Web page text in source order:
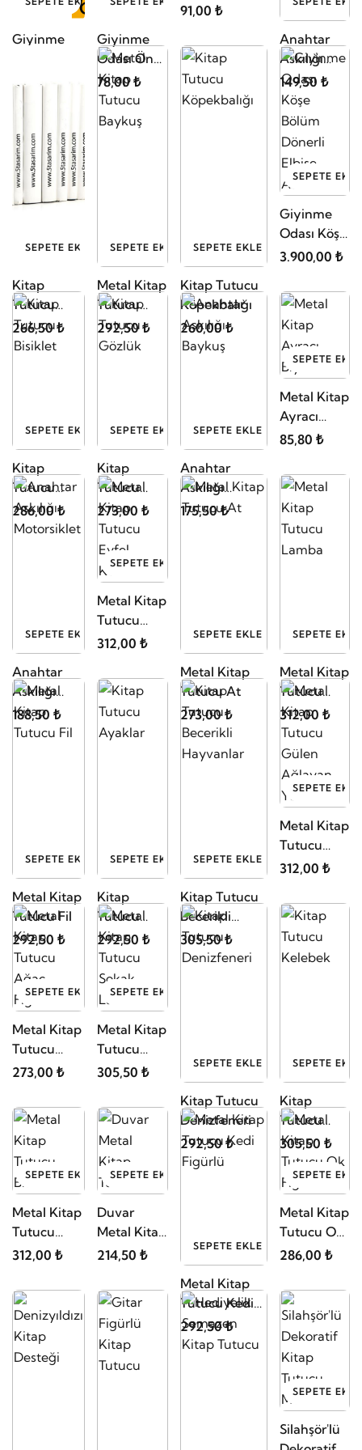
Odası U
Odası Öne
Bakan Düz
Baston
Askılık
78,00 ₺
Askı Taşıyıcı
Anahtar
Askılığı
Lelinea
149,50 ₺
Tutucu
Rakun
266,50 ₺
Metal Kitap
Tutucu
Baykuş
292,50 ₺
Kitap Tutucu
Köpekbalığı
260,00 ₺
Giyinme
Odası Köşe
Bölüm
Dönerli
Elbise
3.900,00 ₺
Kitap
Tutucu
Bisiklet
286,00 ₺
Kitap
Tutucu
Gözlük
273,00 ₺
Anahtar
Askılığı
Baykuş
175,50 ₺
SEPETE EKLE
Metal Kitap
Ayracı
Bıyık
85,80 ₺
Anahtar
Askılığı
Motorsiklet
188,50 ₺
Metal Kitap
Tutucu
Eyfel
Kulesi
312,00 ₺
Metal Kitap
Tutucu At
273,00 ₺
Metal Kitap
Tutucu
Lamba
312,00 ₺
Metal Kitap
Tutucu Fil
292,50 ₺
Kitap
Tutucu
Ayaklar
292,50 ₺
Kitap Tutucu
Becerikli
Hayvanlar
305,50 ₺
Metal Kitap
Tutucu
Gülen
Ağlayan
Yüzler
312,00 ₺
Metal Kitap
Tutucu
Ağaç
Figürlü
273,00 ₺
Metal Kitap
Tutucu
Sokak
Lambası
305,50 ₺
Kitap Tutucu
Denizfeneri
292,50 ₺
Kitap
Tutucu
Kelebek
305,50 ₺
SEPETE EKLE
Metal Kitap
Tutucu
Bisiklet
312,00 ₺
Duvar
Metal Kitap
Tutucu
214,50 ₺
Metal Kitap
Tutucu Kedi
Figürlü
292,50 ₺
SEPETE EKLE
Metal Kitap
Tutucu Ok
Figürlü
286,00 ₺
SEPETE EKLE
Silahşör'lü
Dekoratif
Kitap